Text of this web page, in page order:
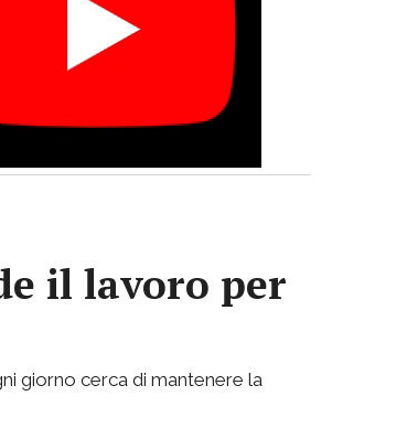
il lavoro per
giorno cerca di mantenere la